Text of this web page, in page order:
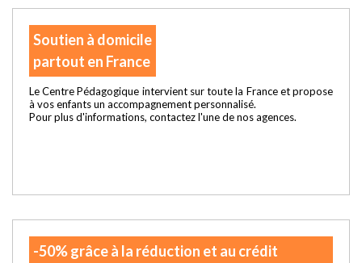
Soutien à domicile
partout en France
Le Centre Pédagogique intervient sur toute la France et propose
à vos enfants un accompagnement personnalisé.
Pour plus d'informations, contactez l'une de nos agences.
-50% grâce à la réduction et au crédit